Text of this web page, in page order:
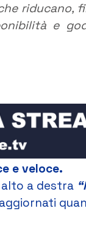
riducano,
e
e veloce.
a destra